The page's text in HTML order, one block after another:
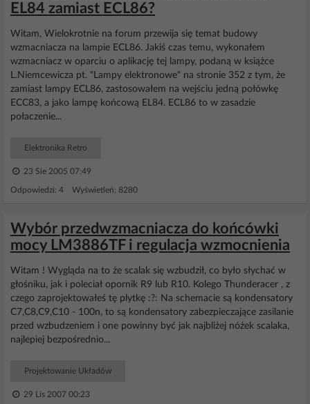
EL84 zamiast ECL86?
Witam, Wielokrotnie na forum przewija się temat budowy
wzmacniacza na lampie ECL86. Jakiś czas temu, wykonałem
wzmacniacz w oparciu o aplikację tej lampy, podaną w książce
L.Niemcewicza pt. "Lampy elektronowe" na stronie 352 z tym, że
zamiast lampy ECL86, zastosowałem na wejściu jedną połówkę
ECC83, a jako lampę końcową EL84. ECL86 to w zasadzie
połaczenie...
Elektronika Retro
23 Sie 2005 07:49
Odpowiedzi: 4 Wyświetleń: 8280
Wybór przedwzmacniacza do końcówki
mocy LM3886TF i regulacja wzmocnienia
Witam ! Wygląda na to że scalak się wzbudził, co było słychać w
głośniku, jak i poleciał opornik R9 lub R10. Kolego Thunderacer , z
czego zaprojektowałeś tę plytkę :?: Na schemacie są kondensatory
C7,C8,C9,C10 - 100n, to są kondensatory zabezpieczające zasilanie
przed wzbudzeniem i one powinny być jak najbliżej nóżek scalaka,
najlepiej bezpośrednio...
Projektowanie Układów
29 Lis 2007 00:23